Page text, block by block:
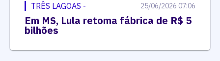
TRÊS LAGOAS - 25/06/2026 07:06
Em MS, Lula retoma fábrica de R$ 5
bilhões